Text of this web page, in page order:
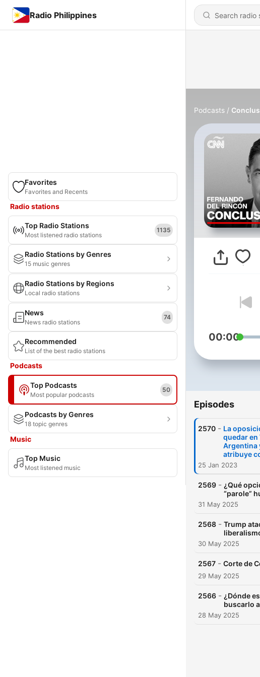
Radio Philippines
Favorites
Favorites and Recents
Radio stations
Top Radio Stations
Most listened radio stations
1135
Radio Stations by Genres
15 music genres
Radio Stations by Regions
Local radio stations
News
News radio stations
74
Recommended
List of the best radio stations
Podcasts
Top Podcasts
Most popular podcasts
50
Podcasts by Genres
18 topic genres
Music
Top Music
Most listened music
Podcasts
00:00
Episodes
2570 - La
quedar en
Argentina
atribuye
25 Jan 2023
2569 - ¿Qué
“parole”
31 May 2025
2568 - Trump
30 May 2025
2567 - Corte de
29 May 2025
2566 - ¿Dónde
buscarlo
28 May 2025